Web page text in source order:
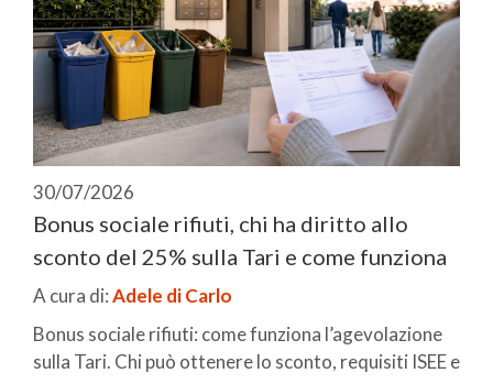
30/07/2026
Bonus sociale rifiuti, chi ha diritto allo
sconto del 25% sulla Tari e come funziona
A cura di:Adele di Carlo
Bonus sociale rifiuti: come funziona l’agevolazione
sulla Tari. Chi può ottenere lo sconto, requisiti ISEE e